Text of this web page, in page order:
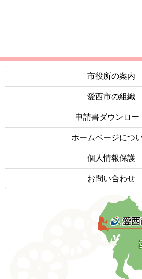
市役所の案内
愛西市の組織
申請書ダウンロー
ホームページにつ
個人情報保護
お問い合わせ